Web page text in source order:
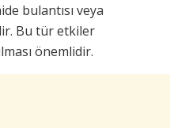
bulantısı veya
Bu tür etkiler
önemlidir.